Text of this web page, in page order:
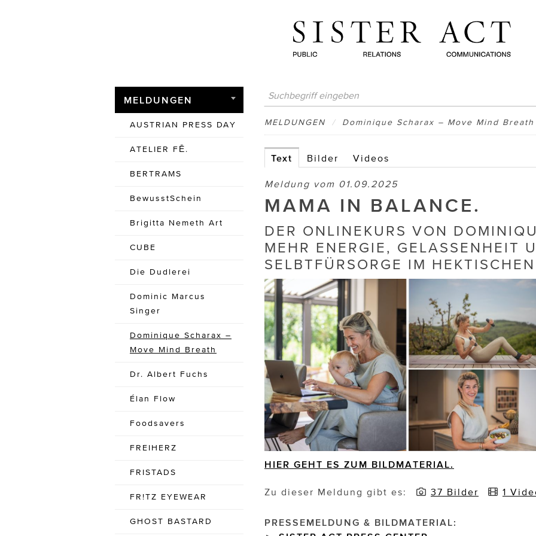
MELDUNGEN
AUSTRIAN PRESS DAY
ATELIER FĒ.
BERTRAMS
BewusstSchein
Brigitta Nemeth Art
CUBE
Die Dudlerei
Dominic Marcus
Singer
Dominique Scharax –
Move Mind Breath
Dr. Albert Fuchs
Élan Flow
Foodsavers
FREIHERZ
FRISTADS
FR!TZ EYEWEAR
GHOST BASTARD
MELDUNGEN / Dominique Scharax – Move Mind Breath
Text Bilder Videos
Meldung vom 01.09.2025
MAMA IN BALANCE.
DER ONLINEKURS VON
MEHR ENERGIE, GELASSENHEIT
SELBTFÜRSORGE IM
HIER GEHT ES ZUM BILDMATERIAL.
Zu dieser Meldung gibt es: 37 Bilder 1
PRESSEMELDUNG & BILDMATERIAL: